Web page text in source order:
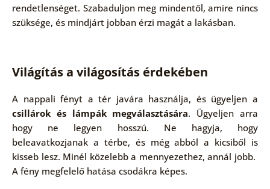
rendetlenséget. Szabaduljon meg mindentől, amire nincs
szüksége, és mindjárt jobban érzi magát a lakásban.
Világítás a világosítás érdekében
A nappali fényt a tér javára használja, és ügyeljen a
csillárok és lámpák megválasztására. Ügyeljen arra
hogy ne legyen hosszú. Ne hagyja, hogy
beleavatkozjanak a térbe, és még abból a kicsiből is
kisseb lesz. Minél közelebb a mennyezethez, annál jobb.
A fény megfelelő hatása csodákra képes.